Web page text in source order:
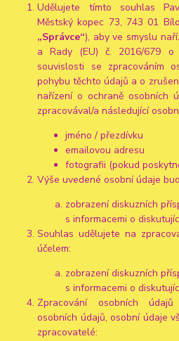
Udělujete tímto souhlas
Městský kopec 73, 743 01
„Správce“), aby ve smyslu
a Rady (EU) č. 2016/679
souvislosti se zpracováním
pohybu těchto údajů a o
nařízení o ochraně osobních
zpracovával/a následující
jméno / přezdívku
emailovou adresu
fotografii (pokud
Výše uvedené osobní údaje
zobrazení diskuzních
s informacemi o
Souhlas udělujete na
účelem:
zobrazení diskuzních
s informacemi o
Zpracování osobních
osobních údajů, osobní údaje
zpracovatelé: